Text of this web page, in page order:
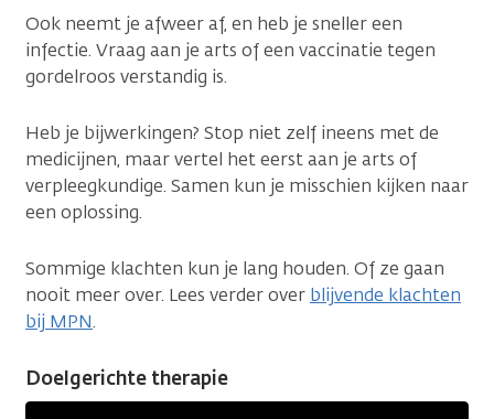
Ook neemt je afweer af, en heb je sneller een
infectie. Vraag aan je arts of een vaccinatie tegen
gordelroos verstandig is.
Heb je bijwerkingen? Stop niet zelf ineens met de
medicijnen, maar vertel het eerst aan je arts of
verpleegkundige. Samen kun je misschien kijken naar
een oplossing.
Sommige klachten kun je lang houden. Of ze gaan
nooit meer over. Lees verder over blijvende klachten
bij MPN.
Doelgerichte therapie